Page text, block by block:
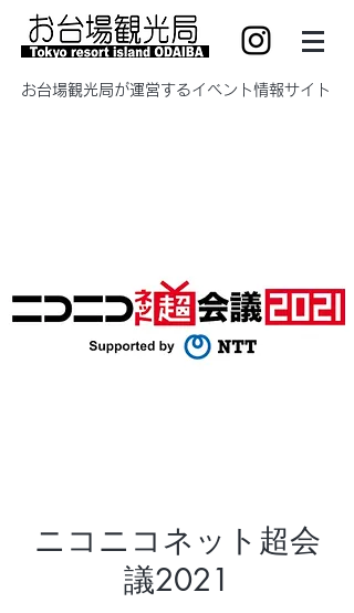
​お台場観光局が運営するイベント情報サイト
ニコニコネット超会
議2021